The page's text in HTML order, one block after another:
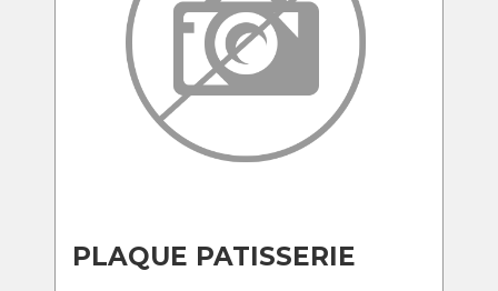
PLAQUE PATISSERIE